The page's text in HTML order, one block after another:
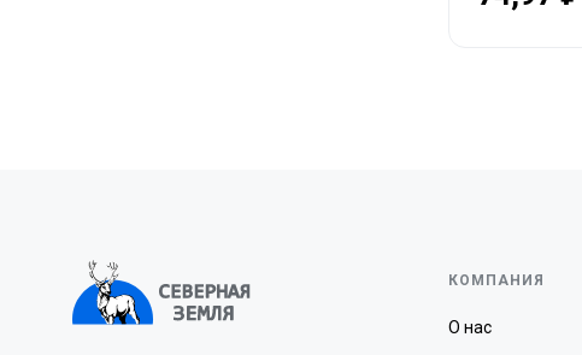
КОМПАНИЯ
О нас